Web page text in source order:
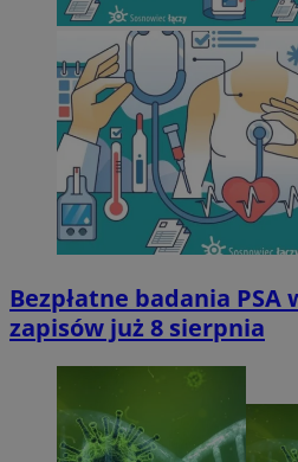
Bezpłatne badania PSA
zapisów już 8 sierpnia